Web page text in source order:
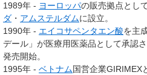
1989年 - ヨーロッパの販売拠点とし
ダ ・ アムステルダムに設立。
1990年 - エイコサペンタエン酸を主
デール」が医療用医薬品として承認
発売開始。
1995年 - ベトナム国営企業GIRIMEX